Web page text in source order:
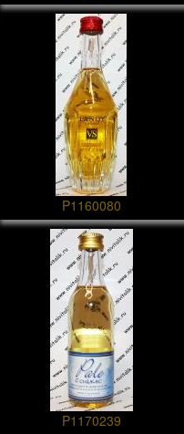
P1160080
P1170239